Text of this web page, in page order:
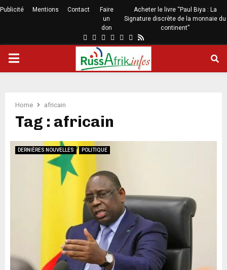
Publicité Mentions Contact
Faire
un
don
Acheter le livre “Paul Biya : La
Signature discrète de la monnaie du
continent”
Home africain
Tag : africain
DERNIÈRES NOUVELLES POLITIQUE